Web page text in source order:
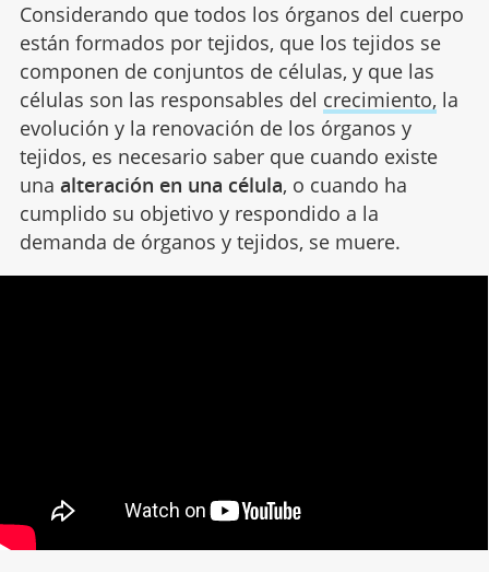
Considerando que todos los órganos del cuerpo
están formados por tejidos, que los tejidos se
componen de conjuntos de células, y que las
células son las responsables del crecimiento, la
evolución y la renovación de los órganos y
tejidos, es necesario saber que cuando existe
una alteración en una célula, o cuando ha
cumplido su objetivo y respondido a la
demanda de órganos y tejidos, se muere.